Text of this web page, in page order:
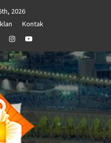
2026
Kontak
InstagramYoutube